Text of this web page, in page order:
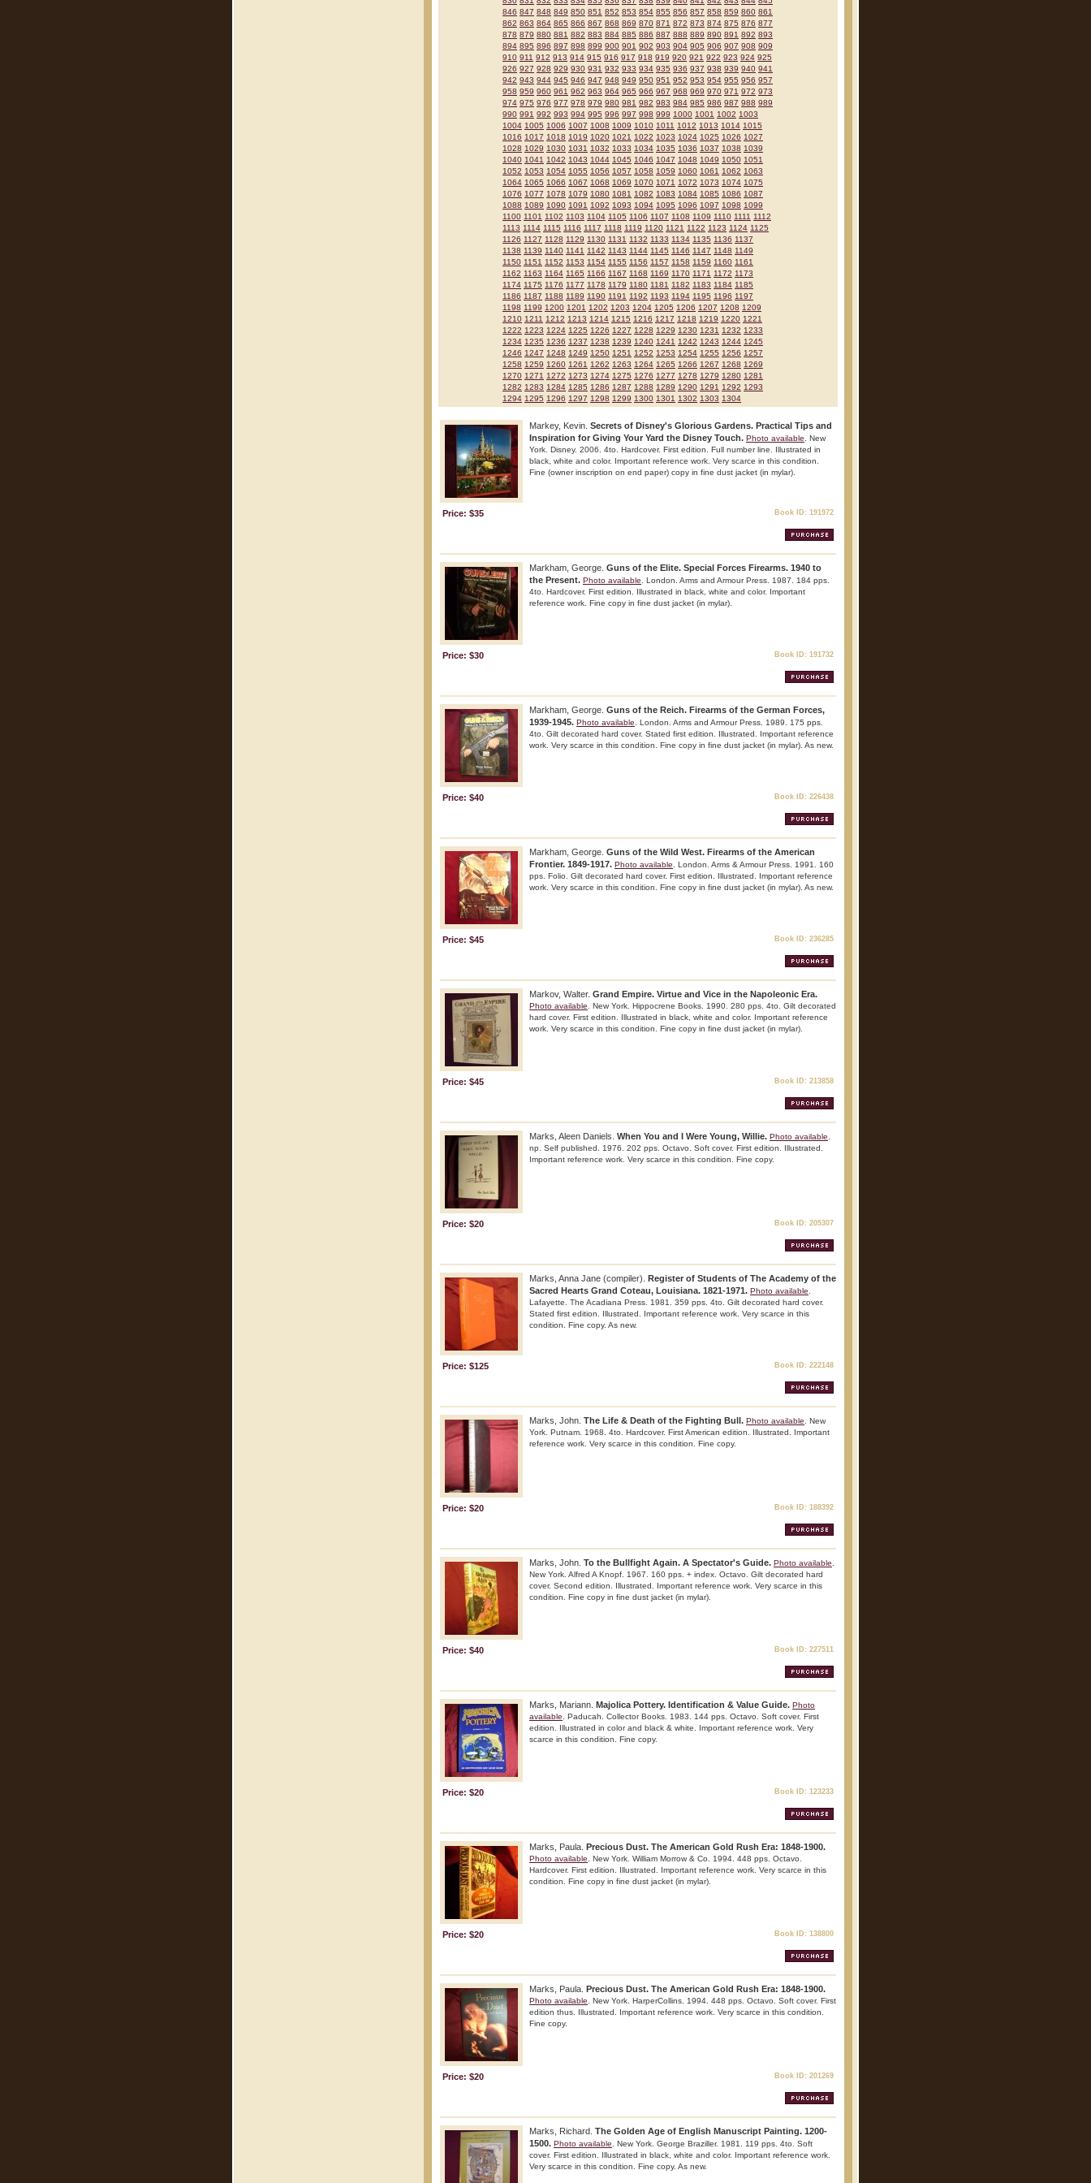
846 847 848 849 850 851 852 853 854 855 856 857 858 859 860 861
862 863 864 865 866 867 868 869 870 871 872 873 874 875 876 877
878 879 880 881 882 883 884 885 886 887 888 889 890 891 892 893
894 895 896 897 898 899 900 901 902 903 904 905 906 907 908 909
910 911 912 913 914 915 916 917 918 919 920 921 922 923 924 925
926 927 928 929 930 931 932 933 934 935 936 937 938 939 940 941
942 943 944 945 946 947 948 949 950 951 952 953 954 955 956 957
958 959 960 961 962 963 964 965 966 967 968 969 970 971 972 973
974 975 976 977 978 979 980 981 982 983 984 985 986 987 988 989
990 991 992 993 994 995 996 997 998 999 1000 1001 1002 1003
1004 1005 1006 1007 1008 1009 1010 1011 1012 1013 1014 1015
1016 1017 1018 1019 1020 1021 1022 1023 1024 1025 1026 1027
1028 1029 1030 1031 1032 1033 1034 1035 1036 1037 1038 1039
1040 1041 1042 1043 1044 1045 1046 1047 1048 1049 1050 1051
1052 1053 1054 1055 1056 1057 1058 1059 1060 1061 1062 1063
1064 1065 1066 1067 1068 1069 1070 1071 1072 1073 1074 1075
1076 1077 1078 1079 1080 1081 1082 1083 1084 1085 1086 1087
1088 1089 1090 1091 1092 1093 1094 1095 1096 1097 1098 1099
1100 1101 1102 1103 1104 1105 1106 1107 1108 1109 1110 1111 1112
1113 1114 1115 1116 1117 1118 1119 1120 1121 1122 1123 1124 1125
1126 1127 1128 1129 1130 1131 1132 1133 1134 1135 1136 1137
1138 1139 1140 1141 1142 1143 1144 1145 1146 1147 1148 1149
1150 1151 1152 1153 1154 1155 1156 1157 1158 1159 1160 1161
1162 1163 1164 1165 1166 1167 1168 1169 1170 1171 1172 1173
1174 1175 1176 1177 1178 1179 1180 1181 1182 1183 1184 1185
1186 1187 1188 1189 1190 1191 1192 1193 1194 1195 1196 1197
1198 1199 1200 1201 1202 1203 1204 1205 1206 1207 1208 1209
1210 1211 1212 1213 1214 1215 1216 1217 1218 1219 1220 1221
1222 1223 1224 1225 1226 1227 1228 1229 1230 1231 1232 1233
1234 1235 1236 1237 1238 1239 1240 1241 1242 1243 1244 1245
1246 1247 1248 1249 1250 1251 1252 1253 1254 1255 1256 1257
1258 1259 1260 1261 1262 1263 1264 1265 1266 1267 1268 1269
1270 1271 1272 1273 1274 1275 1276 1277 1278 1279 1280 1281
1282 1283 1284 1285 1286 1287 1288 1289 1290 1291 1292 1293
1294 1295 1296 1297 1298 1299 1300 1301 1302 1303 1304
Markey, Kevin. Secrets of Disney's Glorious Gardens. Practical Tips and
Inspiration for Giving Your Yard the Disney Touch. Photo available . New
York. Disney. 2006. 4to. Hardcover. First edition. Full number line. Illustrated in
black, white and color. Important reference work. Very scarce in this condition.
Fine (owner inscription on end paper) copy in fine dust jacket (in mylar).
Price: $35 Book ID: 191972
Markham, George. Guns of the Elite. Special Forces Firearms. 1940 to
the Present. Photo available . London. Arms and Armour Press. 1987. 184 pps.
4to. Hardcover. First edition. Illustrated in black, white and color. Important
reference work. Fine copy in fine dust jacket (in mylar).
Price: $30 Book ID: 191732
Markham, George. Guns of the Reich. Firearms of the German Forces,
1939-1945. Photo available . London. Arms and Armour Press. 1989. 175 pps.
4to. Gilt decorated hard cover. Stated first edition. Illustrated. Important reference
work. Very scarce in this condition. Fine copy in fine dust jacket (in mylar). As new.
Price: $40 Book ID: 226438
Markham, George. Guns of the Wild West. Firearms of the American
Frontier. 1849-1917. Photo available . London. Arms & Armour Press. 1991. 160
pps. Folio. Gilt decorated hard cover. First edition. Illustrated. Important reference
work. Very scarce in this condition. Fine copy in fine dust jacket (in mylar). As new.
Price: $45 Book ID: 236285
Markov, Walter. Grand Empire. Virtue and Vice in the Napoleonic Era.
Photo available . New York. Hippocrene Books. 1990. 280 pps. 4to. Gilt decorated
hard cover. First edition. Illustrated in black, white and color. Important reference
work. Very scarce in this condition. Fine copy in fine dust jacket (in mylar).
Price: $45 Book ID: 213858
Marks, Aleen Daniels. When You and I Were Young, Willie. Photo available
np. Self published. 1976. 202 pps. Octavo. Soft cover. First edition. Illustrated.
Important reference work. Very scarce in this condition. Fine copy.
Price: $20 Book ID: 205307
Marks, Anna Jane (compiler). Register of Students of The Academy of the
Sacred Hearts Grand Coteau, Louisiana. 1821-1971. Photo available
Lafayette. The Acadiana Press. 1981. 359 pps. 4to. Gilt decorated hard cover.
Stated first edition. Illustrated. Important reference work. Very scarce in this
condition. Fine copy. As new.
Price: $125 Book ID: 222148
Marks, John. The Life & Death of the Fighting Bull. Photo available . New
York. Putnam. 1968. 4to. Hardcover. First American edition. Illustrated. Important
reference work. Very scarce in this condition. Fine copy.
Price: $20 Book ID: 188392
Marks, John. To the Bullfight Again. A Spectator's Guide. Photo available
New York. Alfred A Knopf. 1967. 160 pps. + index. Octavo. Gilt decorated hard
cover. Second edition. Illustrated. Important reference work. Very scarce in this
condition. Fine copy in fine dust jacket (in mylar).
Price: $40 Book ID: 227511
Marks, Mariann. Majolica Pottery. Identification & Value Guide. Photo
available . Paducah. Collector Books. 1983. 144 pps. Octavo. Soft cover. First
edition. Illustrated in color and black & white. Important reference work. Very
scarce in this condition. Fine copy.
Price: $20 Book ID: 123233
Marks, Paula. Precious Dust. The American Gold Rush Era: 1848-1900.
Photo available . New York. William Morrow & Co. 1994. 448 pps. Octavo.
Hardcover. First edition. Illustrated. Important reference work. Very scarce in this
condition. Fine copy in fine dust jacket (in mylar).
Price: $20 Book ID: 138800
Marks, Paula. Precious Dust. The American Gold Rush Era: 1848-1900.
Photo available . New York. HarperCollins. 1994. 448 pps. Octavo. Soft cover. First
edition thus. Illustrated. Important reference work. Very scarce in this condition.
Fine copy.
Price: $20 Book ID: 201269
Marks, Richard. The Golden Age of English Manuscript Painting. 1200-
1500. Photo available . New York. George Braziller. 1981. 119 pps. 4to. Soft
cover. First edition. Illustrated in black, white and color. Important reference work.
Very scarce in this condition. Fine copy. As new.